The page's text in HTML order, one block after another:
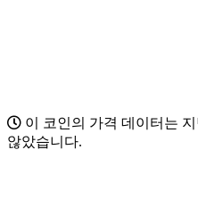
이 코인의 가격 데이터는
않았습니다.